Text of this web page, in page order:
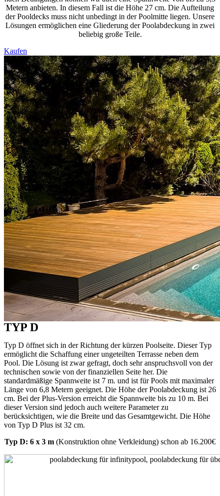
Metern anbieten. In diesem Fall ist die Höhe 27 cm. Die Aufteilung
der Pooldecks muss nicht unbedingt in der Poolmitte liegen. Unsere
Lösungen ermöglichen eine Gliederung der Poolabdeckung in zwei
beliebig große Teile.
Kaufen
TYP D
Typ D öffnet sich in der Richtung der kürzen Poolseite. Dieser Typ
ermöglicht die Schaffung einer ungeteilten Terrasse neben dem
Pool. Die Lösung ist zwar gefragt, doch sehr anspruchsvoll von der
technischen sowie von der finanziellen Seite her. Die
standardmäßige Spannweite ist 7 m. und ist für Pools mit maximaler
Länge von 6,8 Metern geeignet. Die Höhe der Poolabdeckung ist 26
cm. Bei der Plus-Version erreicht die Spannweite bis zu 10 m. Bei
dieser Version sind jedoch auch weitere Parameter zu
berücksichtigen, wie die Breite und das Gesamtgewicht. Die Höhe
von Typ D Plus ist 32 cm.
Typ D: 6 x 3 m (Konstruktion ohne Verkleidung) schon ab 16.200€